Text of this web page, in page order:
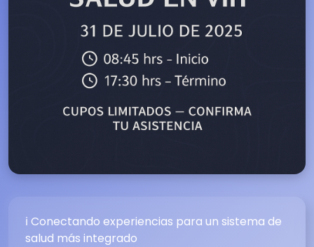
ℹ️ Conectando experiencias para un sistema de
salud más integrado